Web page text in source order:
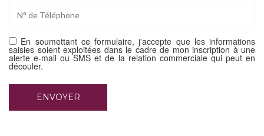
En soumettant ce formulaire, j'accepte que les informations
saisies soient exploitées dans le cadre de mon inscription à une
alerte e-mail ou SMS et de la relation commerciale qui peut en
découler.